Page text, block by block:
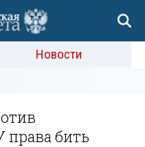
Новости
права бить